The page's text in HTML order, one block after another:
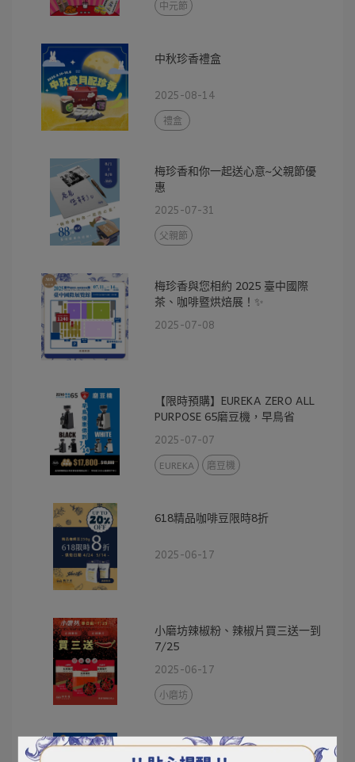
中元節
中秋珍香禮盒
2025-08-14
禮盒
梅珍香和你一起送心意~父親節優
惠
2025-07-31
父親節
梅珍香與您相約 2025 臺中國際
茶、咖啡暨烘焙展！✨
2025-07-08
【限時預購】EUREKA ZERO ALL
PURPOSE 65磨豆機，早鳥省
$2000！
2025-07-07
EUREKA 磨豆機
618精品咖啡豆限時8折
2025-06-17
小磨坊辣椒粉、辣椒片買三送一到
7/25
2025-06-17
小磨坊
線上保固卡填寫提醒